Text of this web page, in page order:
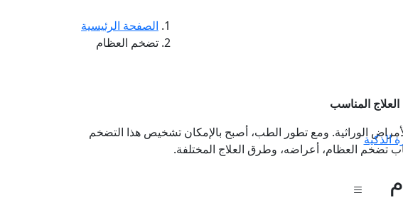
الذكية
الصفحة الرئيسية
تضخم العظام
المناسب
الوراثية. ومع تطور الطب، أصبح بالإمكان تشخيص هذا التضخم
العظام، أعراضه، وطرق العلاج المختلفة.